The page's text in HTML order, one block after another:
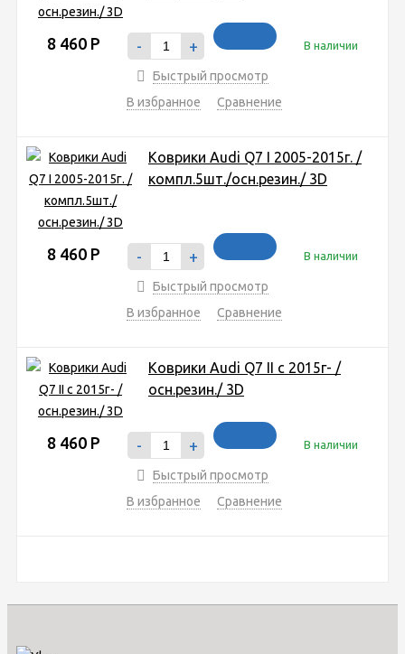
8 460 Р - + В наличии
Быстрый просмотр
В избранное
Сравнение
Коврики Audi Q7 I 2005-2015г. /
компл.5шт./осн.резин./ 3D
8 460 Р - + В наличии
Быстрый просмотр
В избранное
Сравнение
Коврики Audi Q7 II с 2015г- /
осн.резин./ 3D
8 460 Р - + В наличии
Быстрый просмотр
В избранное
Сравнение